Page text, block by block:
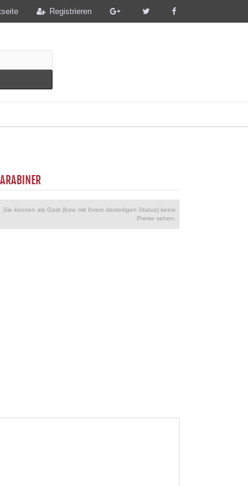
Registrieren
Sie können als Gast (bzw. mit Ihrem derzeitigen Status) keine
Preise sehen.